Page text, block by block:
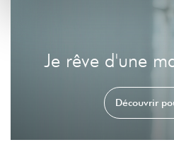
Je rêve d'une
Découvrir